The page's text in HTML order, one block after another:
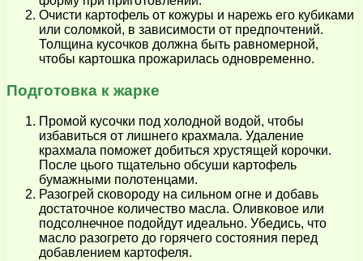
Очисти картофель от кожуры и нарежь его кубиками
или соломкой, в зависимости от предпочтений.
Толщина кусочков должна быть равномерной,
чтобы картошка прожарилась одновременно.
Подготовка к жарке
Промой кусочки под холодной водой, чтобы
избавиться от лишнего крахмала. Удаление
крахмала поможет добиться хрустящей корочки.
После цього тщательно обсуши картофель
бумажными полотенцами.
Разогрей сковороду на сильном огне и добавь
достаточное количество масла. Оливковое или
подсолнечное подойдут идеально. Убедись, что
масло разогрето до горячего состояния перед
добавлением картофеля.